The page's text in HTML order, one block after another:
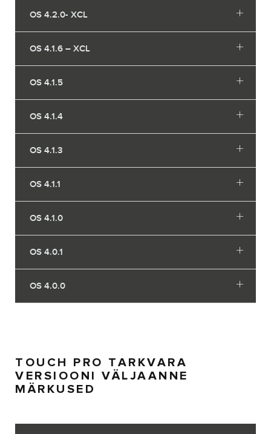
OS 4.2.0- XCL
OS 4.1.6 – XCL
OS 4.1.5
OS 4.1.4
OS 4.1.3
OS 4.1.1
OS 4.1.0
OS 4.0.1
OS 4.0.0
TOUCH PRO TARKVARA
VERSIOONI VÄLJAANNE
MÄRKUSED